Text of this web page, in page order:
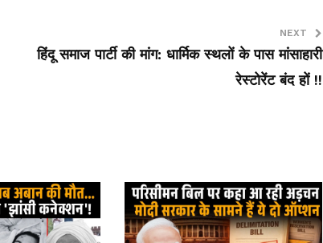
NEXT
हिंदू समाज पार्टी की मांग: धार्मिक स्थलों के पास मांसाहारी
रेस्टोरेंट बंद हों !!